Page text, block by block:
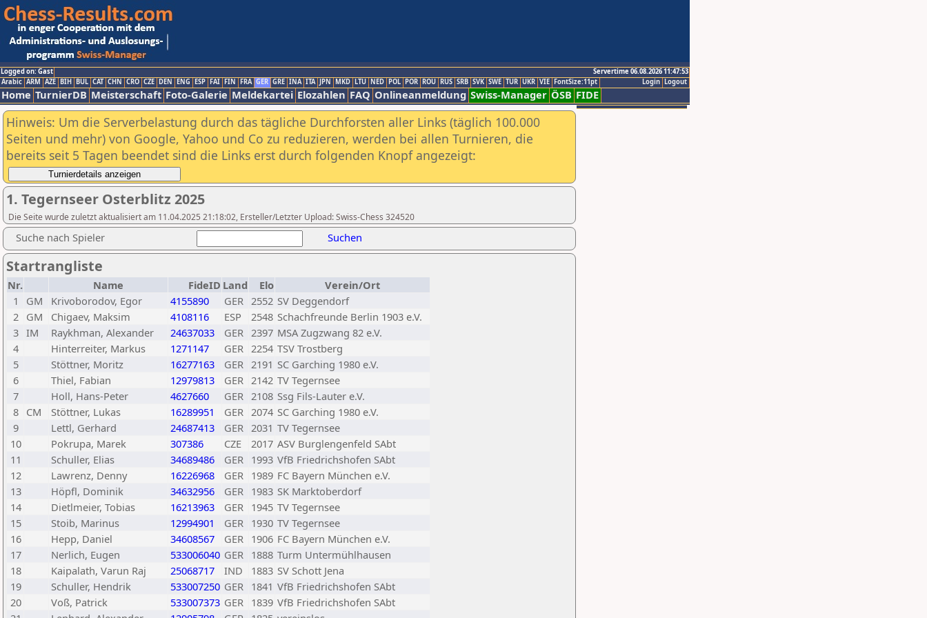
Logged on: Gast
Servertime 06.08.2026 11:47:53
Logout
Login
Arabic ARM AZE BIH BUL CAT CHN CRO CZE DEN ENG ESP FAI FIN FRA GER GRE INA ITA JPN MKD LTU NED POL POR ROU RUS SRB SVK SWE TUR UKR VIE FontSize:11pt
Home TurnierDB Meisterschaft Foto-Galerie Meldekartei Elozahlen FAQ Onlineanmeldung Swiss-Manager ÖSB FIDE
Hinweis: Um die Serverbelastung durch das tägliche Durchforsten aller Links (täglich 100.000
Seiten und mehr) von Google, Yahoo und Co zu reduzieren, werden bei allen Turnieren, die
bereits seit 5 Tagen beendet sind die Links erst durch folgenden Knopf angezeigt:
1. Tegernseer Osterblitz 2025
Die Seite wurde zuletzt aktualisiert am 11.04.2025 21:18:02, Ersteller/Letzter Upload: Swiss-Chess 324520
Suche nach Spieler Suchen
Startrangliste
Nr. Name FideID Land Elo
Verein/Ort
1
GM Krivoborodov, Egor 4155890 GER 2552 SV Deggendorf
2
GM Chigaev, Maksim 4108116 ESP 2548 Schachfreunde Berlin 1903 e.V.
3 IM Raykhman, Alexander 24637033 GER 2397 MSA Zugzwang 82 e.V.
4
Hinterreiter, Markus 1271147 GER 2254 TSV Trostberg
5
Stöttner, Moritz 16277163 GER 2191 SC Garching 1980 e.V.
6
Thiel, Fabian 12979813 GER 2142 TV Tegernsee
7
Holl, Hans-Peter 4627660 GER 2108 Ssg Fils-Lauter e.V.
8
CM Stöttner, Lukas 16289951 GER 2074 SC Garching 1980 e.V.
9
Lettl, Gerhard 24687413 GER 2031 TV Tegernsee
10
Pokrupa, Marek 307386 CZE 2017 ASV Burglengenfeld SAbt
11
Schuller, Elias 34689486 GER 1993 VfB Friedrichshofen SAbt
12
Lawrenz, Denny 16226968 GER 1989 FC Bayern München e.V.
13
Höpfl, Dominik 34632956 GER 1983 SK Marktoberdorf
14
Dietlmeier, Tobias 16213963 GER 1945 TV Tegernsee
15
Stoib, Marinus 12994901 GER 1930 TV Tegernsee
16
Hepp, Daniel 34608567 GER 1906 FC Bayern München e.V.
17
Nerlich, Eugen 533006040 GER 1888 Turm Untermühlhausen
18
Kaipalath, Varun Raj 25068717 IND 1883 SV Schott Jena
19
Schuller, Hendrik 533007250 GER 1841 VfB Friedrichshofen SAbt
20
Voß, Patrick 533007373 GER 1839 VfB Friedrichshofen SAbt